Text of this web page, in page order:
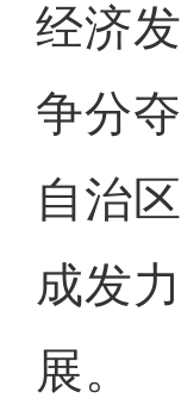
经济
争分
自治
成发
展。